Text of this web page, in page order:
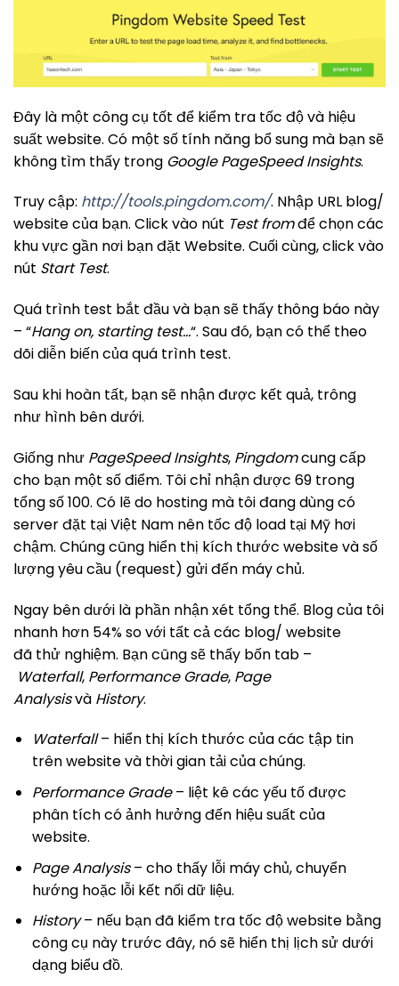
Đây là một công cụ tốt để kiểm tra tốc độ và hiệu
suất website. Có một số tính năng bổ sung mà bạn sẽ
không tìm thấy trong Google PageSpeed ​​Insights.
Truy cập: http://tools.pingdom.com/. Nhập URL blog/
website của bạn. Click vào nút Test fromđể chọn các
khu vực gần nơi bạn đặt Website. Cuối cùng, click vào
nút Start Test.
Quá trình test bắt đầu và bạn sẽ thấy thông báo này
– “Hang on, starting test…“. Sau đó, bạn có thể theo
dõi diễn biến của quá trình test.
Sau khi hoàn tất, bạn sẽ nhận được kết quả, trông
như hình bên dưới.
Giống như PageSpeed ​​Insights, Pingdomcung cấp
cho bạn một số điểm. Tôi chỉ nhận được 69 trong
tổng số 100. Có lẽ do hosting mà tôi đang dùng có
server đặt tại Việt Nam nên tốc độ load tại Mỹ hơi
chậm. Chúng cũng hiển thị kích thước website và số
lượng yêu cầu (request) gửi đến máy chủ.
Ngay bên dưới là phần nhận xét tổng thể. Blog của tôi
nhanh hơn 54% so với tất cả các blog/ website
đã thử nghiệm. Bạn cũng sẽ thấy bốn tab –
Waterfall, Performance Grade, Page
Analysisvà History.
Waterfall– hiển thị kích thước của các tập tin
trên website và thời gian tải của chúng.
Performance Grade– liệt kê các yếu tố được
phân tích có ảnh hưởng đến hiệu suất của
website.
Page Analysis– cho thấy lỗi máy chủ, chuyển
hướng hoặc lỗi kết nối dữ liệu.
History– nếu bạn đã kiểm tra tốc độ website bằng
công cụ này trước đây, nó sẽ hiển thị lịch sử dưới
dạng biểu đồ.